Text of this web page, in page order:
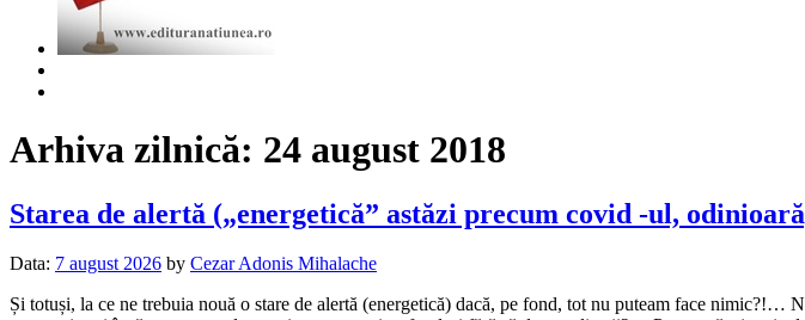
Arhiva zilnică: 24 august 2018
Starea de alertă („energetică” astăzi precum covid -ul,
Data: 7 august 2026 by Cezar Adonis Mihalache
Și totuși, la ce ne trebuia nouă o stare de alertă (energetică) dacă, pe fond, tot nu puteam face